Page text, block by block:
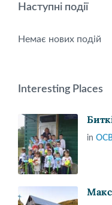
Наступні події
Немає нових подій
Interesting Places
in